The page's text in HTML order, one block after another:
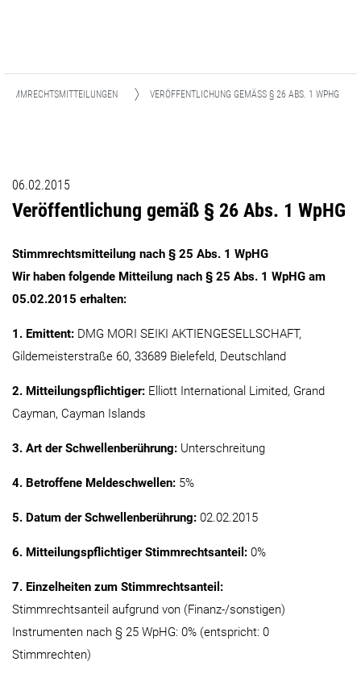
STIMMRECHTSMITTEILUNGEN VERÖFFENTLICHUNG GEMÄSS § 26 ABS. 1 WPHG
06.02.2015
Veröffentlichung gemäß § 26 Abs. 1 WpHG
Stimmrechtsmitteilung nach § 25 Abs. 1 WpHG
Wir haben folgende Mitteilung nach § 25 Abs. 1 WpHG am
05.02.2015 erhalten:
1. Emittent: DMG MORI SEIKI AKTIENGESELLSCHAFT,
Gildemeisterstraße 60, 33689 Bielefeld, Deutschland
2. Mitteilungspflichtiger: Elliott International Limited, Grand
Cayman, Cayman Islands
3. Art der Schwellenberührung: Unterschreitung
4. Betroffene Meldeschwellen: 5%
5. Datum der Schwellenberührung: 02.02.2015
6. Mitteilungspflichtiger Stimmrechtsanteil: 0%
7. Einzelheiten zum Stimmrechtsanteil:
Stimmrechtsanteil aufgrund von (Finanz-/sonstigen)
Instrumenten nach § 25 WpHG: 0% (entspricht: 0
Stimmrechten)